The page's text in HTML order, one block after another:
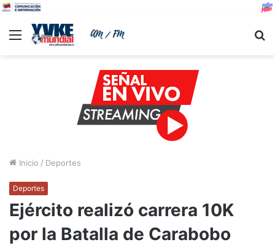
Menu
Inicio / Deportes
Deportes
Ejército realizó carrera 10K
por la Batalla de Carabobo